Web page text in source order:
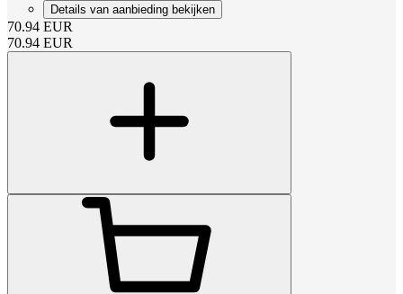
Details van aanbieding bekijken
70.94 EUR
70.94 EUR